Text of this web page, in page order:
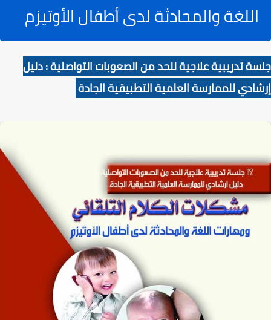
اللغة والمحادثة لدى أطفال الأوتيزم
جلسة تدريبية علاجية للحد من الصعوبات التواصلية : دليل
إرشادي للممارسة العلمية التطبيقية الجادة